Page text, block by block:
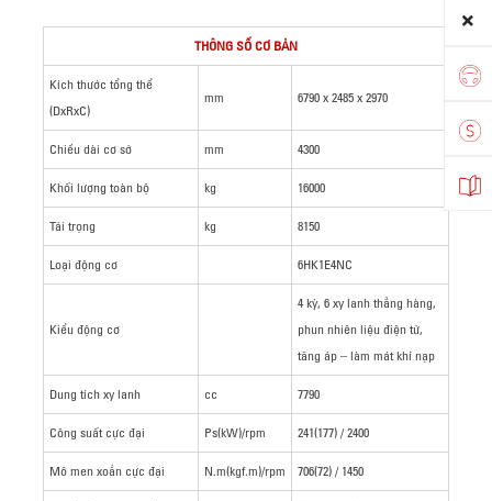
THÔNG SỐ CƠ BẢN
Kích thước tổng thể
(DxRxC)
mm 6790 x 2485 x 2970
Chiều dài cơ sở mm 4300
Khối lượng toàn bộ kg 16000
Tải trọng kg 8150
Loại động cơ 6HK1E4NC
Kiểu động cơ
4 kỳ, 6 xy lanh thẳng hàng,
phun nhiên liệu điện tử,
tăng áp – làm mát khí nạp
Dung tích xy lanh cc 7790
Công suất cực đại Ps(kW)/rpm 241(177) / 2400
Mô men xoắn cực đại N.m(kgf.m)/rpm 706(72) / 1450